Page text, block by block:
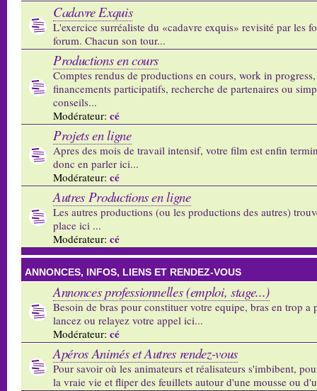
Cadavre Exquis
L'exercice surréaliste du «cadavre exquis» revisité par les
forum. Chacun son tour...
Productions en cours
Comptes rendus de productions en cours, work in
financements participatifs, recherche de partenaires ou
conseils...
Modérateur: cé
Projets en ligne
Apres des mois de travail intensif, votre film est enfin
donc en parler ici...
Modérateur: cé
Autres Productions en ligne
Les autres productions (ou les productions des autres)
place ici ...
Modérateur: cé
ANNONCES, INFOS, LIENS ET RENDEZ-VOUS
Annonces professionnelles (emploi, stage...)
Besoin de bras pour constituer votre equipe, bras en trop a
lancez ou relayez votre appel ici...
Modérateur: cé
Apéros Animés et Autres rendez-vous
Pour savoir où les animateurs et réalisateurs s'imbibent,
la vraie vie et fliper des feuillets autour d'une mousse ou